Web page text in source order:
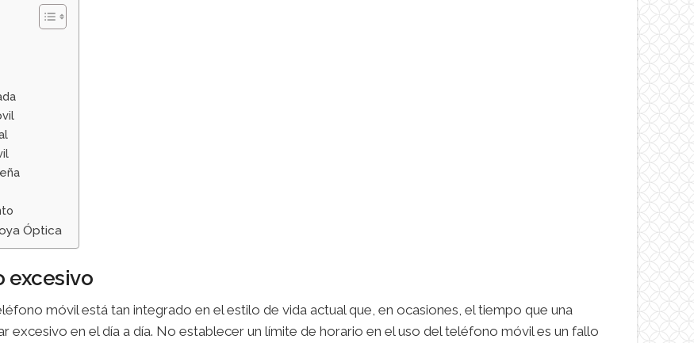
Óptica
excesivo
móvil está tan integrado en el estilo de vida actual que, en ocasiones, el tiempo que una
excesivo en el día a día. No establecer un límite de horario en el uso del teléfono móvil es un fallo